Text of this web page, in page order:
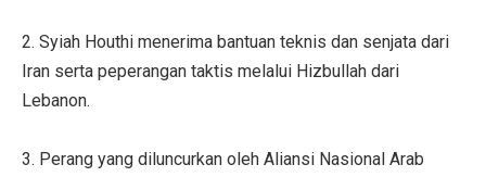
2. Syiah Houthi menerima bantuan teknis dan senjata dari
Iran serta peperangan taktis melalui Hizbullah dari
Lebanon.
3. Perang yang diluncurkan oleh Aliansi Nasional Arab